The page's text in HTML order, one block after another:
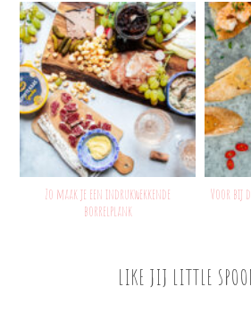
Zo maak je een indrukwekkende
borrelplank
Voor bij
LIKE JIJ LITTLE